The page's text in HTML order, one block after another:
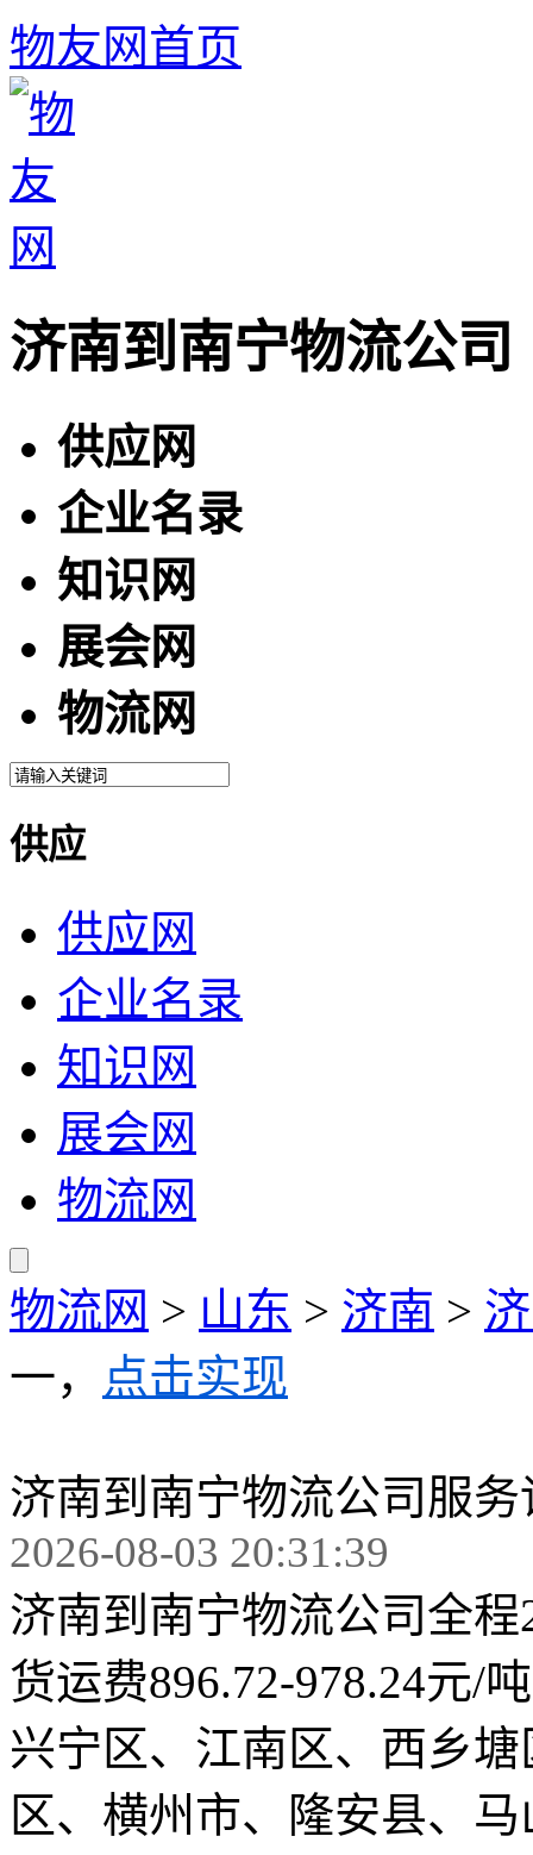
物友网首页
济南到南宁物流公司
供应网
企业名录
知识网
展会网
物流网
供应
供应网
企业名录
知识网
展会网
物流网
物流网 > 山东 > 济南 >
一， 点击实现
济南到南宁物流公司服务
2026-08-03 20:31:39
济南到南宁物流公司全
货运费896.72-978.24元/
兴宁区、江南区、西乡
区、横州市、隆安县、